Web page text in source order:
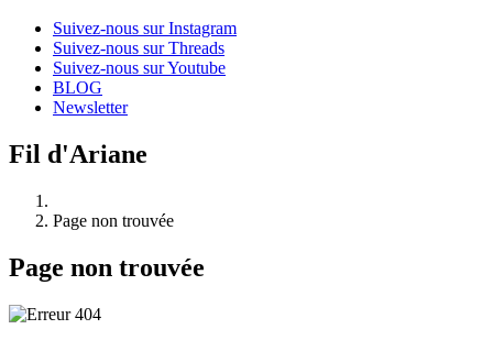
Suivez-nous sur Instagram
Suivez-nous sur Threads
Suivez-nous sur Youtube
BLOG
Newsletter
Fil d'Ariane
Page non trouvée
Page non trouvée